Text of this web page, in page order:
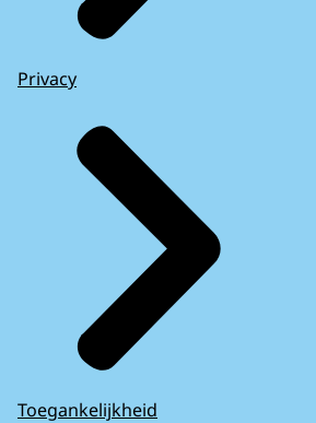
Privacy
Toegankelijkheid